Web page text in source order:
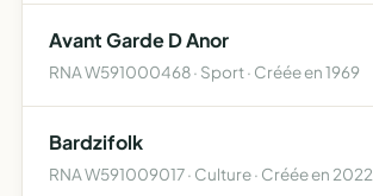
r…
Avant Garde D Anor
RNA W591000468 · Sport · Créée en 1969
Bardzifolk
RNA W591009017 · Culture · Créée en 2022